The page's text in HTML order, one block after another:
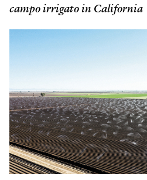
campo irrigato in California